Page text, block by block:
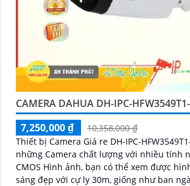
CAMERA DAHUA DH-IPC-
7,250,000 ₫
10,358,000 ₫
Thiết bị Camera Giá re DH-IPC-
những Camera chất lượng với nhiều tính
CMOS Hình ảnh, bạn có thể xem được
sáng đẹp với cự ly 30m, giống như ban